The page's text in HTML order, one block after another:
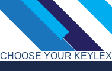
CHOOSE YOUR KEYLEX